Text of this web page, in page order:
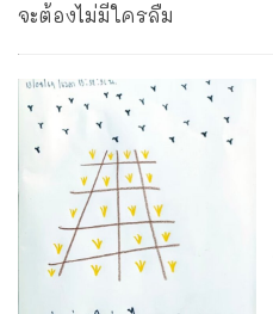
จะต้องไม่มีใครลืม